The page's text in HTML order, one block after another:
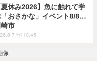
夏休み2026】魚に触れて学
「おさかな」イベント8/8…
崎市
Fri 10:45
像